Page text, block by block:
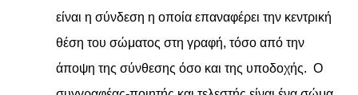
είναι η σύνδεση η οποία επαναφέρει την κεντρική
θέση του σώματος στη γραφή, τόσο από την
άποψη της σύνθεσης όσο και της υποδοχής. Ο